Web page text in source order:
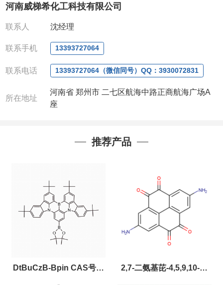
作中有用到的试剂,欢迎前来询购
全额退款,并承担所有运费。
QQ:3930072831
联系人: 沈晓东(欢迎致电,或QQ、微信联系)
河南威梯希化工科技有限公司
联系人 沈经理
联系手机 13393727064
联系电话 13393727064（微信同号）QQ：3930072831
所在地址
河南省 郑州市 二七区航海中路正商航海广场A
座
推荐产品
DtBuCzB-Bpin CAS号： 2,7-二氨基芘-4,5,9,10-四